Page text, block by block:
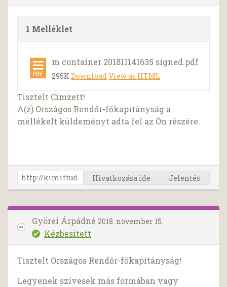
1 Melléklet
m container 201811141635 signed.pdf
295KDownloadView as HTML
Tisztelt Címzett!
A(z) Országos Rendőr-főkapitányság a
mellékelt küldeményt adta fel az Ön részére.
Hivatkozása ide Jelentés
Györei Árpádné 2018. november 15.
Kézbesített
Tisztelt Országos Rendőr-főkapitányság!
Legyenek szívesek más formában vagy